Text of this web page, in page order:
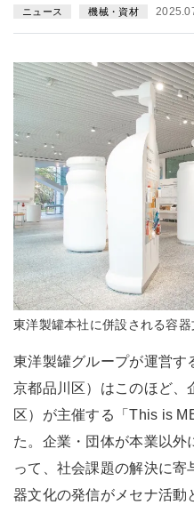
ニュース 機械・資材
東洋製罐本社に併設される容
東洋製罐グループが運営す
京都品川区）はこのほど、
区）が主催する「This is
た。企業・団体が本業以外
って、社会課題の解決に
器文化の発信がメセナ活動